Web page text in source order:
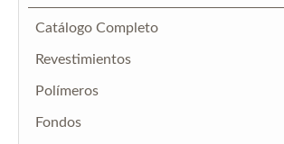
Catálogo Completo
Revestimientos
Polímeros
Fondos